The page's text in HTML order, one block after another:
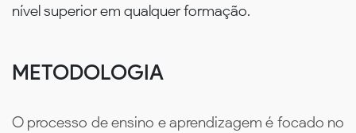
nível superior em qualquer formação.
METODOLOGIA
O processo de ensino e aprendizagem é focado no